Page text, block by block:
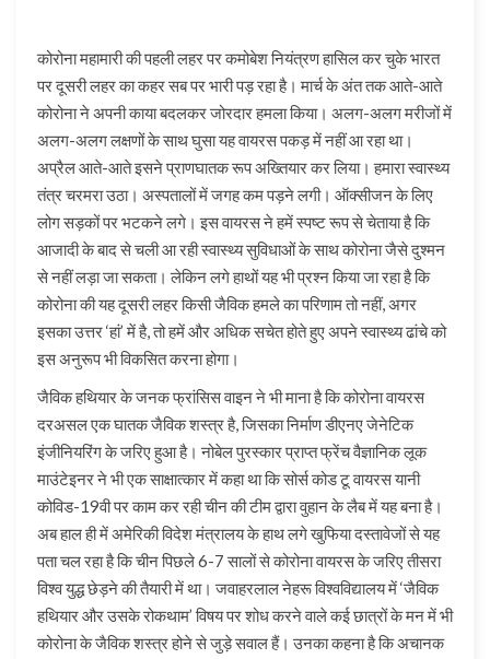
कोरोना महामारी की पहली लहर पर कमोबेश नियंत्रण हासिल कर चुके भारत
पर दूसरी लहर का कहर सब पर भारी पड़ रहा है। मार्च के अंत तक आते-आते
कोरोना ने अपनी काया बदलकर जोरदार हमला किया। अलग-अलग मरीजों में
अलग-अलग लक्षणों के साथ घुसा यह वायरस पकड़ में नहीं आ रहा था।
अप्रैल आते-आते इसने प्राणघातक रूप अख्तियार कर लिया। हमारा स्वास्थ्य
तंत्र चरमरा उठा। अस्पतालों में जगह कम पड़ने लगी। ऑक्सीजन के लिए
लोग सड़कों पर भटकने लगे। इस वायरस ने हमें स्पष्ट रूप से चेताया है कि
आजादी के बाद से चली आ रही स्वास्थ्य सुविधाओं के साथ कोरोना जैसे दुश्मन
से नहीं लड़ा जा सकता। लेकिन लगे हाथों यह भी प्रश्न किया जा रहा है कि
कोरोना की यह दूसरी लहर किसी जैविक हमले का परिणाम तो नहीं, अगर
इसका उत्तर ‘हां’ में है, तो हमें और अधिक सचेत होते हुए अपने स्वास्थ्य ढांचे को
इस अनुरूप भी विकसित करना होगा।
जैविक हथियार के जनक फ्रांसिस वाइन ने भी माना है कि कोरोना वायरस
दरअसल एक घातक जैविक शस्त्र है, जिसका निर्माण डीएनए जेनेटिक
इंजीनियरिंग के जरिए हुआ है। नोबेल पुरस्कार प्राप्त फ्रेंच वैज्ञानिक लूक
माउंटेइनर ने भी एक साक्षात्कार में कहा था कि सोर्स कोड टू वायरस यानी
कोविड-19वी पर काम कर रही चीन की टीम द्वारा वुहान के लैब में यह बना है।
अब हाल ही में अमेरिकी विदेश मंत्रालय के हाथ लगे खुफिया दस्तावेजों से यह
पता चल रहा है कि चीन पिछले 6-7 सालों से कोरोना वायरस के जरिए तीसरा
विश्व युद्ध छेड़ने की तैयारी में था। जवाहरलाल नेहरू विश्वविद्यालय में ‘जैविक
हथियार और उसके रोकथाम’ विषय पर शोध करने वाले कई छात्रों के मन में भी
कोरोना के जैविक शस्त्र होने से जुड़े सवाल हैं। उनका कहना है कि अचानक